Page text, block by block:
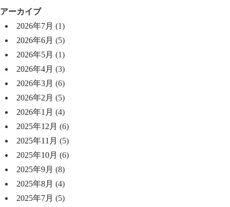
アーカイブ
2026年7月 (1)
2026年6月 (5)
2026年5月 (1)
2026年4月 (3)
2026年3月 (6)
2026年2月 (5)
2026年1月 (4)
2025年12月 (6)
2025年11月 (5)
2025年10月 (6)
2025年9月 (8)
2025年8月 (4)
2025年7月 (5)